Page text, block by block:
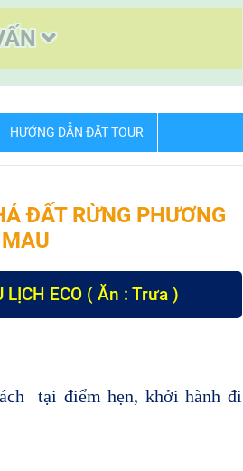
HƯỚNG DẪN ĐẶT TOUR
ĐẤT RỪNG PHƯƠNG
LỊCH ECO ( Ăn : Trưa )
tại điểm hẹn, khởi hành đi